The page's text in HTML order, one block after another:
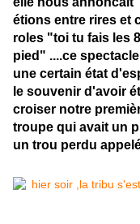
étions entre rires et
roles "toi tu fais les
pied" ....ce
une certain état
le souvenir d'avoir
croiser notre
troupe qui avait un
un trou perdu